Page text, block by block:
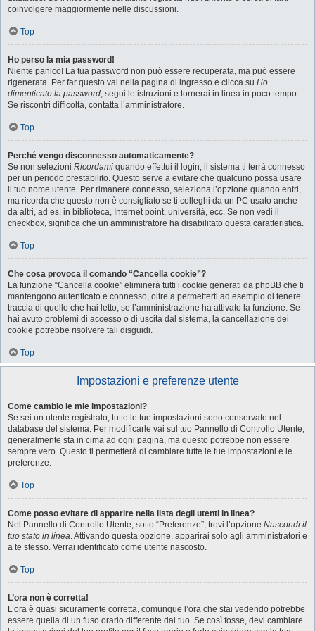
coinvolgere maggiormente nelle discussioni.
Top
Ho perso la mia password!
Niente panico! La tua password non può essere recuperata, ma può essere
rigenerata. Per far questo vai nella pagina di ingresso e clicca su Ho
dimenticato la password, segui le istruzioni e tornerai in linea in poco tempo.
Se riscontri difficoltà, contatta l’amministratore.
Top
Perché vengo disconnesso automaticamente?
Se non selezioni Ricordami quando effettui il login, il sistema ti terrà connesso
per un periodo prestabilito. Questo serve a evitare che qualcuno possa usare
il tuo nome utente. Per rimanere connesso, seleziona l’opzione quando entri,
ma ricorda che questo non è consigliato se ti colleghi da un PC usato anche
da altri, ad es. in biblioteca, Internet point, università, ecc. Se non vedi il
checkbox, significa che un amministratore ha disabilitato questa caratteristica.
Top
Che cosa provoca il comando “Cancella cookie”?
La funzione “Cancella cookie” eliminerà tutti i cookie generati da phpBB che ti
mantengono autenticato e connesso, oltre a permetterti ad esempio di tenere
traccia di quello che hai letto, se l’amministrazione ha attivato la funzione. Se
hai avuto problemi di accesso o di uscita dal sistema, la cancellazione dei
cookie potrebbe risolvere tali disguidi.
Top
Impostazioni e preferenze utente
Come cambio le mie impostazioni?
Se sei un utente registrato, tutte le tue impostazioni sono conservate nel
database del sistema. Per modificarle vai sul tuo Pannello di Controllo Utente;
generalmente sta in cima ad ogni pagina, ma questo potrebbe non essere
sempre vero. Questo ti permetterà di cambiare tutte le tue impostazioni e le
preferenze.
Top
Come posso evitare di apparire nella lista degli utenti in linea?
Nel Pannello di Controllo Utente, sotto “Preferenze”, trovi l’opzione Nascondi il
tuo stato in linea. Attivando questa opzione, apparirai solo agli amministratori e
a te stesso. Verrai identificato come utente nascosto.
Top
L’ora non è corretta!
L’ora è quasi sicuramente corretta, comunque l’ora che stai vedendo potrebbe
essere quella di un fuso orario differente dal tuo. Se così fosse, devi cambiare